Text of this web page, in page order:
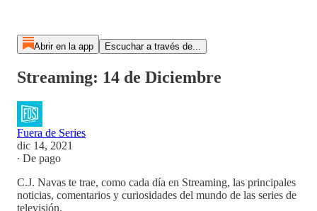
Abrir en la app Escuchar a través de...
Streaming: 14 de Diciembre
Fuera de Series
dic 14, 2021
∙ De pago
C.J. Navas te trae, como cada día en Streaming, las principales
noticias, comentarios y curiosidades del mundo de las series de
televisión.